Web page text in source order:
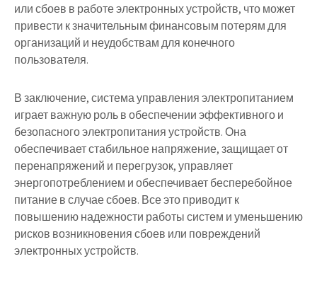
или сбоев в работе электронных устройств, что может
привести к значительным финансовым потерям для
организаций и неудобствам для конечного
пользователя.
В заключение, система управления электропитанием
играет важную роль в обеспечении эффективного и
безопасного электропитания устройств. Она
обеспечивает стабильное напряжение, защищает от
перенапряжений и перегрузок, управляет
энергопотреблением и обеспечивает бесперебойное
питание в случае сбоев. Все это приводит к
повышению надежности работы систем и уменьшению
рисков возникновения сбоев или повреждений
электронных устройств.